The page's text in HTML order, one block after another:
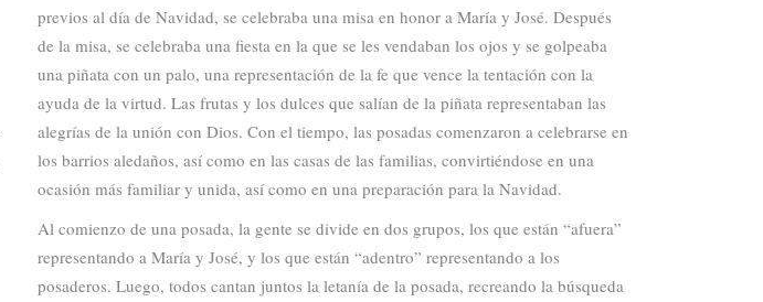
previos al día de Navidad, se celebraba una misa en honor a María y José. Después
de la misa, se celebraba una fiesta en la que se les vendaban los ojos y se golpeaba
una piñata con un palo, una representación de la fe que vence la tentación con la
ayuda de la virtud. Las frutas y los dulces que salían de la piñata representaban las
alegrías de la unión con Dios. Con el tiempo, las posadas comenzaron a celebrarse en
los barrios aledaños, así como en las casas de las familias, convirtiéndose en una
ocasión más familiar y unida, así como en una preparación para la Navidad.
Al comienzo de una posada, la gente se divide en dos grupos, los que están “afuera”
representando a María y José, y los que están “adentro” representando a los
posaderos. Luego, todos cantan juntos la letanía de la posada, recreando la búsqueda